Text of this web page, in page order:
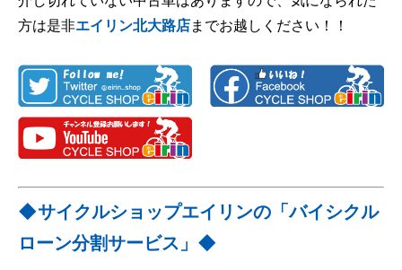
方は是非エイリン北大路店までお越しください！！
◆サイクルショップエイリンの「バイシクル
ローン分割サービス」◆